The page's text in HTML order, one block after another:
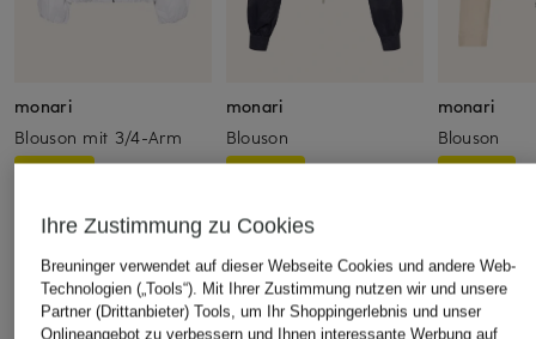
monari
Blouson mit 3/4-Arm
CHF 90
monari
Blouson
CHF 95
monari
Blouson
CHF 70
ÄHNLICHE ARTIKEL ENTDECKEN
Ihre Zustimmung zu Cookies
Breuninger verwendet auf dieser Webseite Cookies und andere Web-
Technologien („Tools“). Mit Ihrer Zustimmung nutzen wir und unsere
Partner (Drittanbieter) Tools, um Ihr Shoppingerlebnis und unser
Onlineangebot zu verbessern und Ihnen interessante Werbung auf